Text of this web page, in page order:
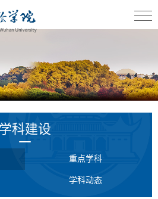
学科建设
重点学科
学科动态